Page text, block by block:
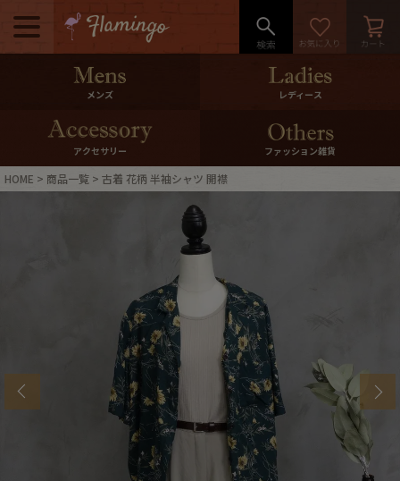
メニュー
500pt＆10％Offクーポンプレゼン
10％0ffクーポンプレゼント
ログイン・会員登録 LINE ID連携
International Shipping
特集一覧
ブランドから探す スタッフコーディネート
古着卸DOCK
メンズ レディース
アクセサリー ファッション雑貨
HOME 商品一覧 古着 花柄 半袖シャツ 開襟